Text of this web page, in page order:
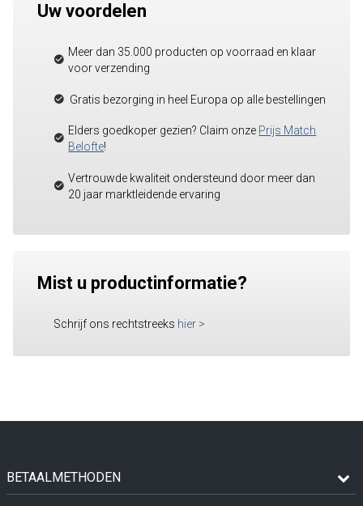
Uw voordelen
Meer dan 35.000 producten op voorraad en klaar
voor verzending
Gratis bezorging in heel Europa op alle bestellingen
Elders goedkoper gezien? Claim onze Prijs Match
Belofte!
Vertrouwde kwaliteit ondersteund door meer dan
20 jaar marktleidende ervaring
Mist u productinformatie?
Schrijf ons rechtstreeks hier >
BETAALMETHODEN